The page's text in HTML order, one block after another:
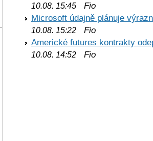
10.08. 15:45 Fio
Microsoft údajně plánuje
10.08. 15:22 Fio
Americké futures kontrakty
10.08. 14:52 Fio